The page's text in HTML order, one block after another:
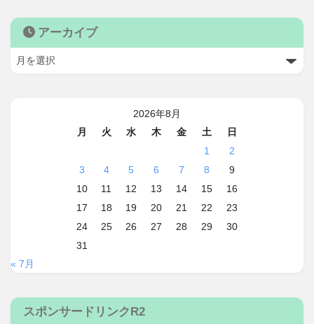
アーカイブ
2026年8月
月
火 水 木 金 土
日
1
2
3
4 5 6 7 8
9
10
11 12 13 14 15
16
17
18 19 20 21 22
23
24
25 26 27 28 29
30
31
« 7月
スポンサードリンクR2